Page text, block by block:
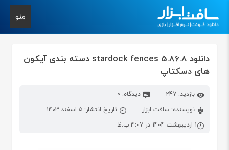
منو
دانلود stardock fences 5.86.8 دسته بندی آیکون
های دسکتاپ
بازدید: 247
دیدگاه: 0
نویسنده: سافت ابزار
تاریخ انتشار: ۵ اسفند ۱۴۰۳
1 اردیبهشت 1404 در 3:07 ب.ظ